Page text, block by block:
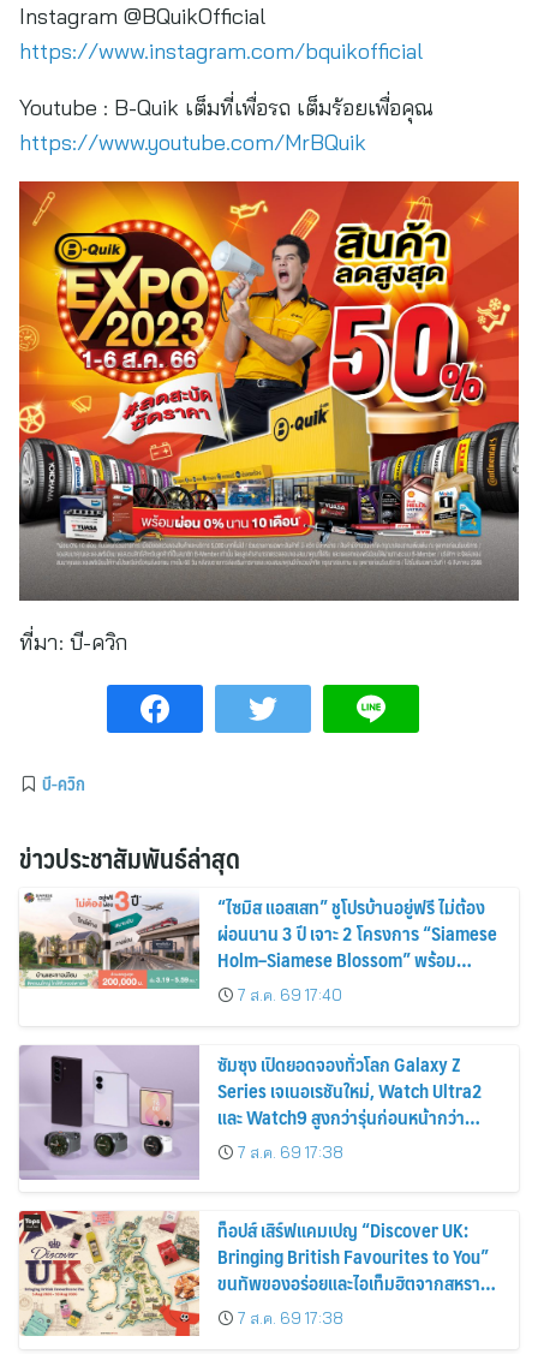
Instagram @BQuikOfficial
https://www.instagram.com/bquikofficial
Youtube : B-Quik เต็มที่เพื่อรถ เต็มร้อยเพื่อคุณ
https://www.youtube.com/MrBQuik
ที่มา: บี-ควิก
บี-ควิก
ข่าวประชาสัมพันธ์ล่าสุด
“ไซมิส แอสเสท” ชูโปรบ้านอยู่ฟรี ไม่ต้อง
ผ่อนนาน 3 ปี เจาะ 2 โครงการ “Siamese
Holm–Siamese Blossom” พร้อม
ส่วนลดและสิทธิพิเศษถึง 31 สิงหาคม
2569
7 ส.ค. 69 17:40
ซัมซุง เปิดยอดจองทั่วโลก Galaxy Z
Series เจเนอเรชันใหม่, Watch Ultra2
และ Watch9 สูงกว่ารุ่นก่อนหน้ากว่า
30%7 ส.ค. 69 17:38
ท็อปส์ เสิร์ฟแคมเปญ “Discover UK:
Bringing British Favourites to You”
ขนทัพของอร่อยและไอเท็มฮิตจากสหราช
อาณาจักร ส่งตรงถึงมือตั้งแต่วันนี้ – 18
สิงหาคมนี้
7 ส.ค. 69 17:38